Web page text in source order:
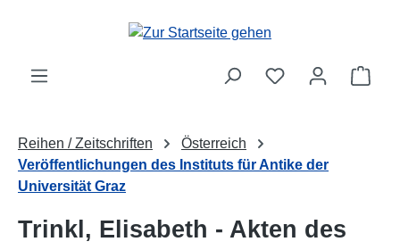
Zum Hauptinhalt springen
Reihen / Zeitschriften
Österreich
Veröffentlichungen des Instituts für Antike der
Universität Graz
Trinkl, Elisabeth - Akten des